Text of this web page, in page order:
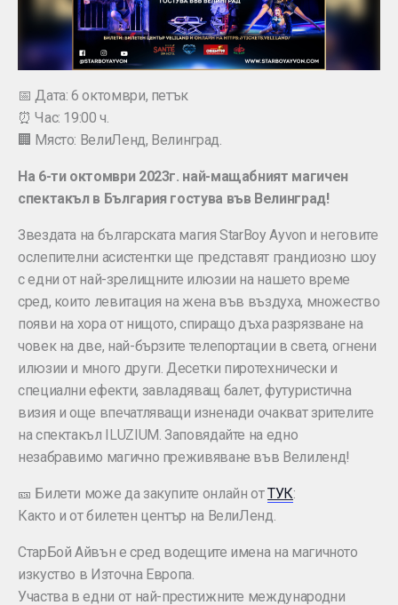
📅 Дата: 6 октомври, петък
⏰ Час: 19:00 ч.
🏢 Място: ВелиЛенд, Велинград.
На 6-ти октомври 2023г. най-мащабният магичен
спектакъл в България гостува във Велинград!
Звездата на българската магия StarBoy Ayvon и неговите
ослепителни асистентки ще представят грандиозно шоу
с едни от най-зрелищните илюзии на нашето време
сред, които левитация на жена във въздуха, множество
появи на хора от нищото, спиращо дъха разрязване на
човек на две, най-бързите телепортации в света, огнени
илюзии и много други. Десетки пиротехнически и
специални ефекти, завладяващ балет, футуристична
визия и още впечатляващи изненади очакват зрителите
на спектакъл ILUZIUM. Заповядайте на едно
незабравимо магично преживяване във Велиленд!
🎫 Билети може да закупите онлайн отТУК:
Както и от билетен център на ВелиЛенд.
СтарБой Айвън е сред водещите имена на магичното
изкуство в Източна Европа.
Участва в едни от най-престижните международни